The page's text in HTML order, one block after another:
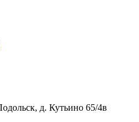
д. Кутьино 65/4в